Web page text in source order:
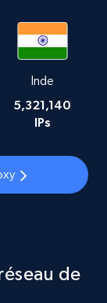
Inde
5,321,140
IPs
de